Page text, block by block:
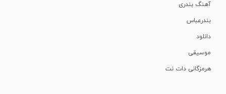
آهنگ بندری
بندرعباس
دانلود
موسیقی
هرمزگانی دات نت